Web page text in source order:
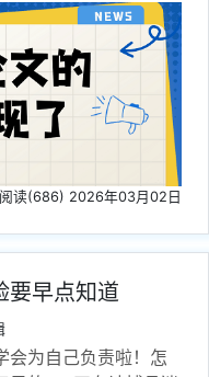
阅读(686) 2026年03月02日
要早点知道
会为自己负责啦！怎